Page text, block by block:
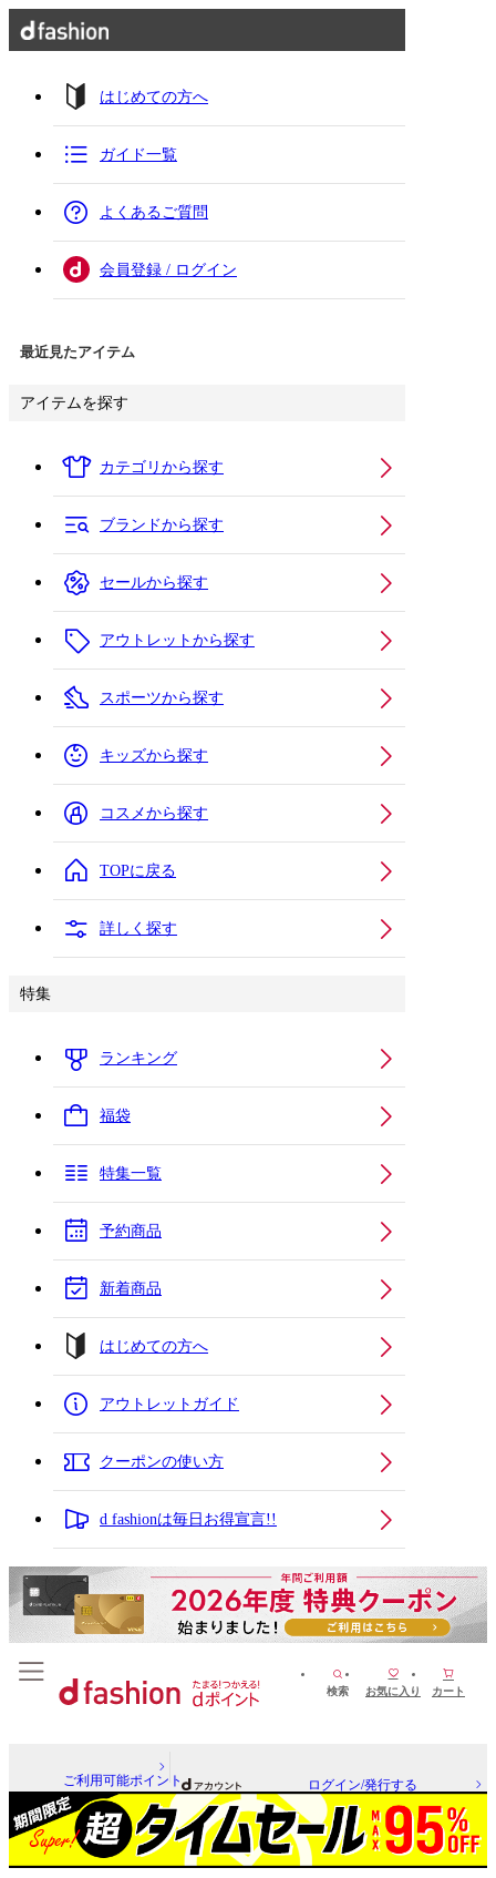
はじめての方へ
ガイド一覧
よくあるご質問
会員登録 / ログイン
最近見たアイテム
アイテムを探す
カテゴリから探す
ブランドから探す
セールから探す
アウトレットから探す
スポーツから探す
キッズから探す
コスメから探す
TOPに戻る
詳しく探す
特集
ランキング
福袋
特集一覧
予約商品
新着商品
はじめての方へ
アウトレットガイド
クーポンの使い方
d fashionは毎日お得宣言!!
検索 お気に入り カート
ご利用可能ポイント ログイン/発行する